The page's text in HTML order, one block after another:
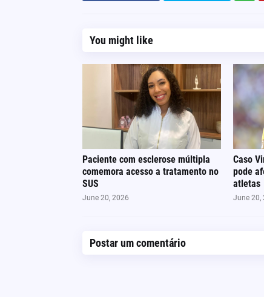
You might like
Paciente com esclerose múltipla
comemora acesso a tratamento no
SUS
June 20, 2026
Caso
pode
atletas
June 20,
Postar um comentário